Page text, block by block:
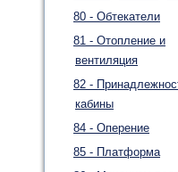
80 - Обтекатели
81 - Отопление и
вентиляция
82 -
кабины
84 - Оперение
85 - Платформа